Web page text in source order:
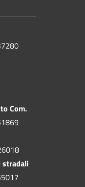
Com.
stradali